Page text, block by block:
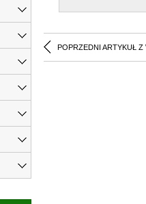
POPRZEDNI ARTYKUŁ Z